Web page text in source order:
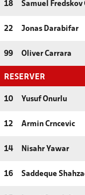
18 Samuel Fredskov
22 Jonas Darabifar
99 Oliver Carrara
RESERVER
10 Yusuf Onurlu
12 Armin Crncevic
14 Nisahr Yawar
16 Saddeque